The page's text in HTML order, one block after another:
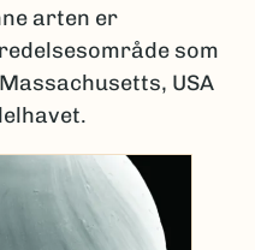
arten er
som
USA